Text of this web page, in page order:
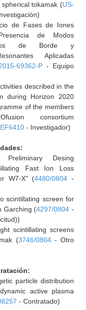
tokamak (US-
de Fases de Iones
de Modos
de Borde y
Aplicadas
69362-P- Equipo
described in the
during Horizon 2020
of the members
consortium
- Investigador)
Preliminary Desing
Fast Ion Loss
W7-X" (4480/0804 -
scintillating screen for
Garching (4297/0804 -
scintillating screens
(3746/0804- Otro
particle distribution
active plasma
- Contratado)